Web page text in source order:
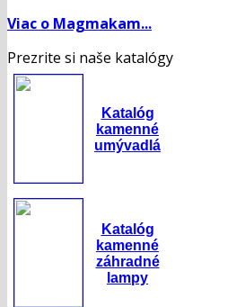
Viac o Magmakam...
Prezrite si naše katalógy
Katalóg
kamenné
umývadlá
Katalóg
kamenné
záhradné
lampy